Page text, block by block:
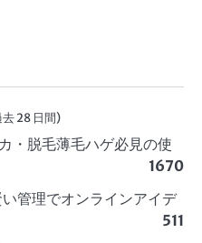
28 日間)
・脱毛薄毛ハゲ必見の使
1670
管理でオンラインアイデ
511